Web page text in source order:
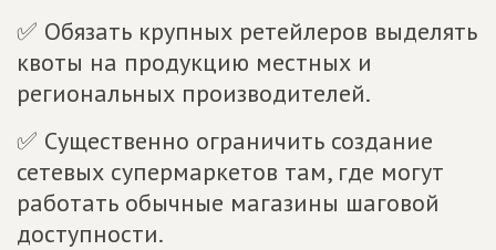
✅ Обязать крупных ретейлеров выделять
квоты на продукцию местных и
региональных производителей.
✅ Существенно ограничить создание
сетевых супермаркетов там, где могут
работать обычные магазины шаговой
доступности.